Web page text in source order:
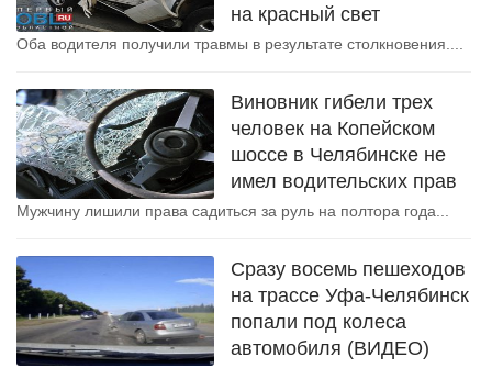
на красный свет
Оба водителя получили травмы в результате столкновения....
Виновник гибели трех
человек на Копейском
шоссе в Челябинске не
имел водительских прав
Мужчину лишили права садиться за руль на полтора года...
Сразу восемь пешеходов
на трассе Уфа-Челябинск
попали под колеса
автомобиля (ВИДЕО)